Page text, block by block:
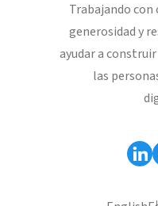
Trabajando
generosidad y
ayudar a
las